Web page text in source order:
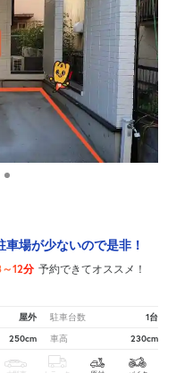
場が少ないので是非！
12分 予約できてオススメ！
屋外 駐車台数 1台
250cm 車高 230cm